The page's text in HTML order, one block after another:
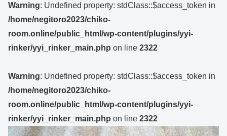
Warning: Undefined property: stdClass::$access_token in
/home/negitoro2023/chiko-
room.online/public_html/wp-content/plugins/yyi-
rinker/yyi_rinker_main.php on line 2322
Warning: Undefined property: stdClass::$access_token in
/home/negitoro2023/chiko-
room.online/public_html/wp-content/plugins/yyi-
rinker/yyi_rinker_main.php on line 2322